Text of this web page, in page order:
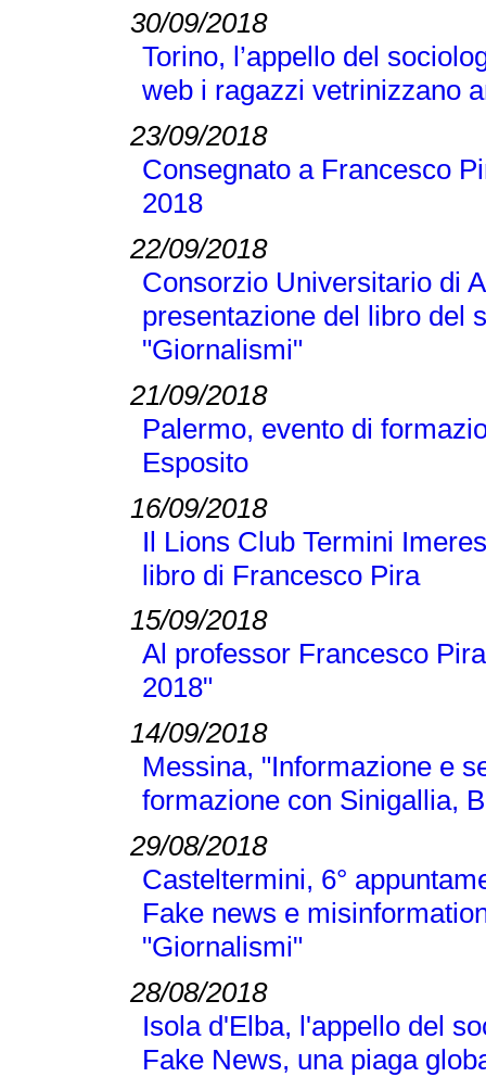
30/09/2018
Torino, l’appello del
web i ragazzi vetrinizzano
23/09/2018
Consegnato a Francesco
2018
22/09/2018
Consorzio Universitario di
presentazione del libro del
"Giornalismi"
21/09/2018
Palermo, evento di
Esposito
16/09/2018
Il Lions Club Termini
libro di Francesco Pira
15/09/2018
Al professor Francesco
2018"
14/09/2018
Messina, "Informazione e
formazione con Sinigallia,
29/08/2018
Casteltermini, 6°
Fake news e
"Giornalismi"
28/08/2018
Isola d'Elba, l'appello del
Fake News, una piaga